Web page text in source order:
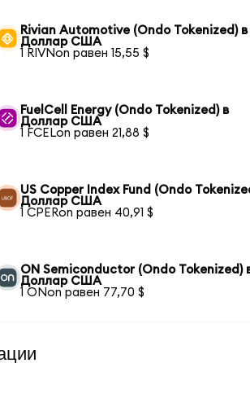
Rivian Automotive (Ondo Tokenized) в
Доллар США
1 RIVNon равен 15,55 $
FuelCell Energy (Ondo Tokenized) в
Доллар США
1 FCELon равен 21,88 $
US Copper Index Fund (Ondo
Доллар США
1 CPERon равен 40,91 $
ON Semiconductor (Ondo Tokenized)
Доллар США
1 ONon равен 77,70 $